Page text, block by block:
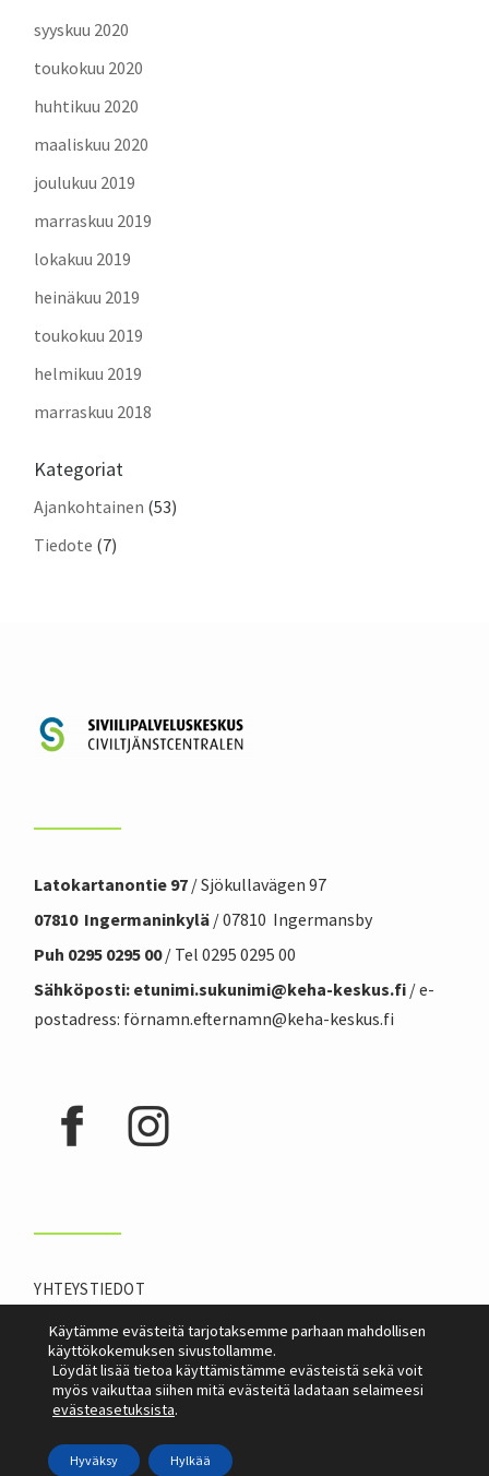
syyskuu 2020
toukokuu 2020
huhtikuu 2020
maaliskuu 2020
joulukuu 2019
marraskuu 2019
lokakuu 2019
heinäkuu 2019
toukokuu 2019
helmikuu 2019
marraskuu 2018
Kategoriat
Ajankohtainen (53)
Tiedote (7)
Latokartanontie 97 / Sjökullavägen 97
07810 Ingermaninkylä / 07810 Ingermansby
Puh 0295 0295 00/ Tel 0295 0295 00
Sähköposti: etunimi.sukunimi@keha-keskus.fi / e-
postadress: förnamn.efternamn@keha-keskus.fi
YHTEYSTIEDOT
INFOLEHTI
Virnex
Käytämme evästeitä tarjotaksemme parhaan mahdollisen
käyttökokemuksen sivustollamme.
Löydät lisää tietoa käyttämistämme evästeistä sekä voit
myös vaikuttaa siihen mitä evästeitä ladataan selaimeesi
evästeasetuksista.
Hyväksy Hylkää